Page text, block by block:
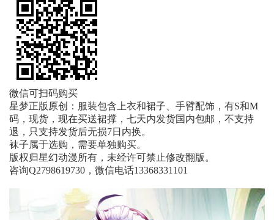
微信可扫码购买
星梦正版原创：服装包含上衣和裙子、手臂配饰，有S和M
码，现货，现在买送裙撑，七天内发货国内包邮，不支持
退，只支持发货后无损7日内换。
袜子属于选购，需要单独购买。
版权归星幻动漫所有，未经许可禁止修改翻版。
咨询Q2798619730，微信电话13368331101